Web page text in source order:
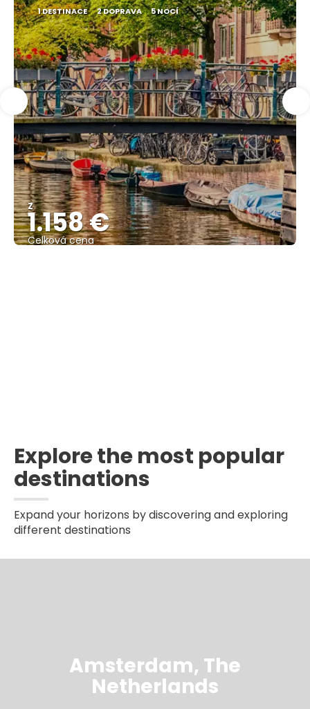
1 DESTINACE 2 DOPRAVA 5 NOCÍ
Z
1.158 €
Celková cena
Explore the most popular
destinations
Expand your horizons by discovering and exploring
different destinations
Amsterdam, The
Netherlands